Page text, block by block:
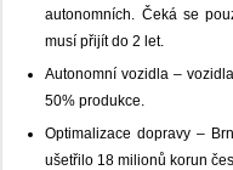
autonomních. Čeká se
musí přijít do 2 let.
Autonomní vozidla –
50% produkce.
Optimalizace dopravy –
ušetřilo 18 milionů korun